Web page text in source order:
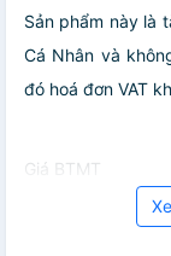
Sản phẩm này là
Cá Nhân và
đó hoá đơn VAT
Giá BTMT